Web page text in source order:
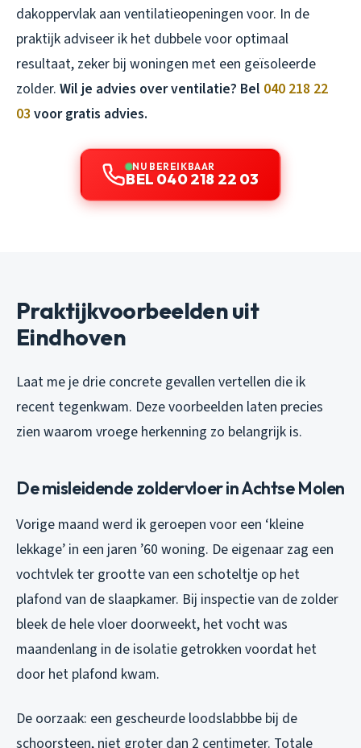
dakoppervlak aan ventilatieopeningen voor. In de
praktijk adviseer ik het dubbele voor optimaal
resultaat, zeker bij woningen met een geïsoleerde
zolder. Wil je advies over ventilatie? Bel 040 218 22
03 voor gratis advies.
NU BEREIKBAAR
BEL 040 218 22 03
Praktijkvoorbeelden uit
Eindhoven
Laat me je drie concrete gevallen vertellen die ik
recent tegenkwam. Deze voorbeelden laten precies
zien waarom vroege herkenning zo belangrijk is.
De misleidende zoldervloer in Achtse Molen
Vorige maand werd ik geroepen voor een ‘kleine
lekkage’ in een jaren ’60 woning. De eigenaar zag een
vochtvlek ter grootte van een schoteltje op het
plafond van de slaapkamer. Bij inspectie van de zolder
bleek de hele vloer doorweekt, het vocht was
maandenlang in de isolatie getrokken voordat het
door het plafond kwam.
De oorzaak: een gescheurde loodslabbbe bij de
schoorsteen, niet groter dan 2 centimeter. Totale